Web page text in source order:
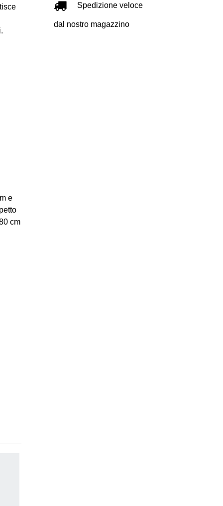
e
cm
Spedizione veloce
dal nostro magazzino